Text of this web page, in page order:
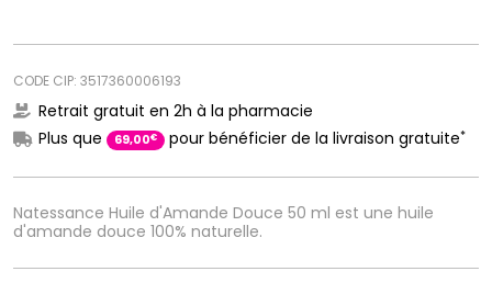
Natessance Huile d'Amande Douce 50 ml est une huile
d'amande douce 100% naturelle.
CODE CIP: 3517360006193
Retrait gratuit en 2h à la pharmacie
Plus que
69,00€ pour bénéficier de la livraison gratuite*